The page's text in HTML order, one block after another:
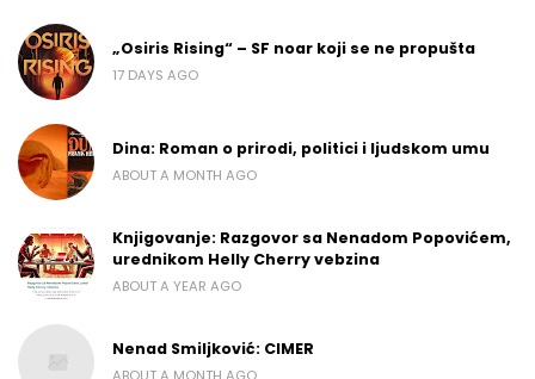
„Osiris Rising“ – SF noar koji se ne propušta
17 DAYS AGO
Dina: Roman o prirodi, politici i ljudskom umu
ABOUT A MONTH AGO
Knjigovanje: Razgovor sa Nenadom Popovićem,
urednikom Helly Cherry vebzina
ABOUT A YEAR AGO
Nenad Smiljković: CIMER
ABOUT A MONTH AGO